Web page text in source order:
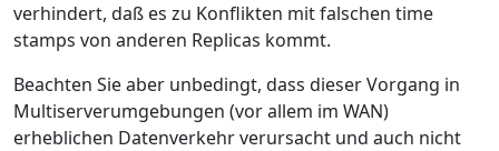
verhindert, daß es zu Konflikten mit falschen time
stamps von anderen Replicas kommt.
Beachten Sie aber unbedingt, dass dieser Vorgang in
Multiserverumgebungen (vor allem im WAN)
erheblichen Datenverkehr verursacht und auch nicht